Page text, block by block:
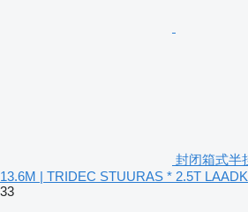
封闭箱式半
13.6M | TRIDEC STUURAS * 2.5T
33